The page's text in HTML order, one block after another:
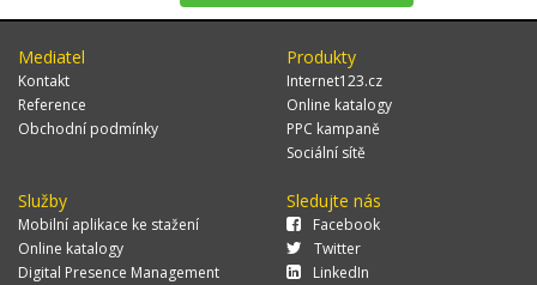
Mediatel
Kontakt
Reference
Obchodní podmínky
Produkty
Internet123.cz
Online katalogy
PPC kampaně
Sociální sítě
Služby
Mobilní aplikace ke stažení
Online katalogy
Digital Presence Management
Sledujte nás
Facebook
Twitter
LinkedIn